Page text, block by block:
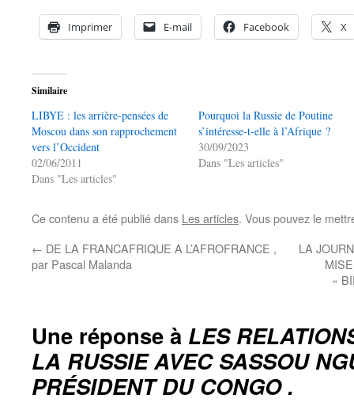
Imprimer E-mail Facebook X
Similaire
LIBYE : les arrière-pensées de
Moscou dans son rapprochement
vers l’Occident
02/06/2011
Dans "Les articles"
Pourquoi la Russie de Poutine
s’intéresse-t-elle à l’Afrique ?
30/09/2023
Dans "Les articles"
Ce contenu a été publié dans Les articles. Vous pouvez le
← DE LA FRANCAFRIQUE A L’AFROFRANCE ,
par Pascal Malanda
LA
«
Une réponse à LES
LA RUSSIE AVEC SASSOU
PRÉSIDENT DU CONGO .